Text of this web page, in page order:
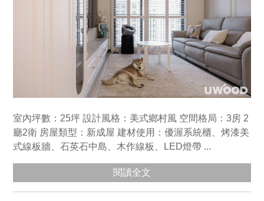
室內坪數：25坪 設計風格：美式鄉村風 空間格局：3房 2
廳2衛 房屋類型：新成屋 建材使用：優渥系統櫃、烤漆美
式線板牆、石英石中島、木作線板、LED燈帶 ...
閱讀全文